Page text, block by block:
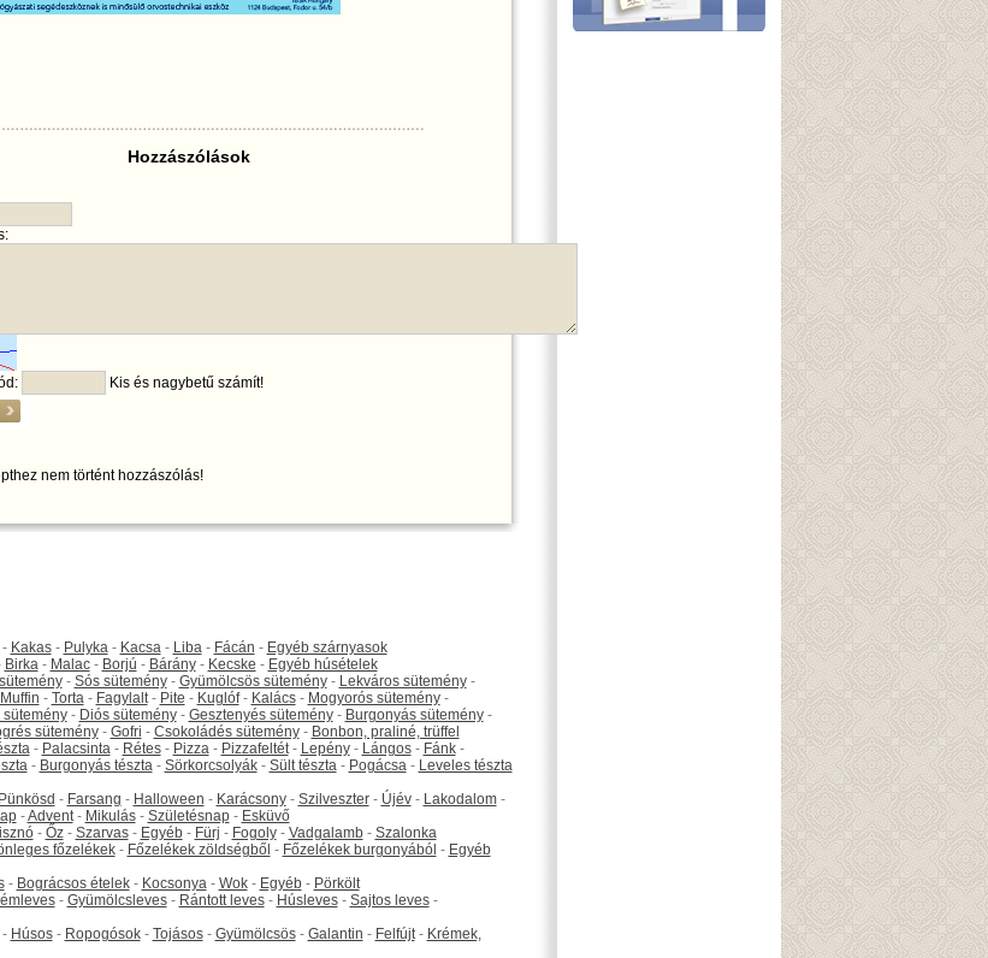
Hozzászólások
Kis és nagybetű számít!
nem történt hozzászólás!
- Kakas- Pulyka- Kacsa- Liba- Fácán - Egyéb szárnyasok
Birka- Malac- Borjú - Bárány- Kecske - Egyéb húsételek
- Sós sütemény- Gyümölcsös sütemény- Lekváros sütemény-
Muffin - Torta- Fagylalt- Pite - Kuglóf- Kalács- Mogyorós sütemény-
sütemény- Diós sütemény- Gesztenyés sütemény- Burgonyás sütemény-
sütemény- Gofri - Csokoládés sütemény- Bonbon, praliné, trüffel
- Palacsinta- Rétes- Pizza- Pizzafeltét- Lepény- Lángos- Fánk-
- Burgonyás tészta- Sörkorcsolyák- Sült tészta- Pogácsa- Leveles tészta
Pünkösd - Farsang - Halloween - Karácsony- Szilveszter- Újév- Lakodalom-
-Advent- Mikulás- Születésnap- Esküvő
- Őz- Szarvas- Egyéb- Fürj - Fogoly- Vadgalamb- Szalonka
főzelékek- Főzelékek zöldségből - Főzelékek burgonyából - Egyéb
- Bográcsos ételek- Kocsonya- Wok- Egyéb- Pörkölt
- Gyümölcsleves- Rántott leves- Húsleves- Sajtos leves-
Húsos- Ropogósok- Tojásos- Gyümölcsös- Galantin - Felfújt- Krémek,